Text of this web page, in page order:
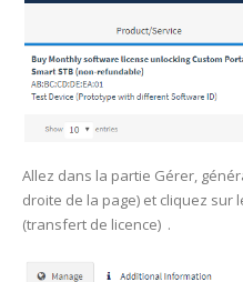
Allez dans la partie Gérer,
droite de la page) et cliquez sur
(transfert de licence) .